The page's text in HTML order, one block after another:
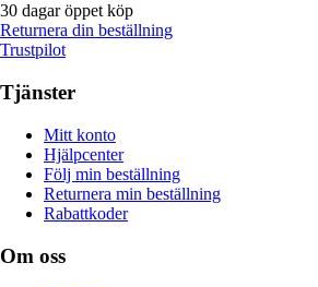
30 dagar öppet köp
Returnera din beställning
Trustpilot
Tjänster
Mitt konto
Hjälpcenter
Följ min beställning
Returnera min beställning
Rabattkoder
Om oss